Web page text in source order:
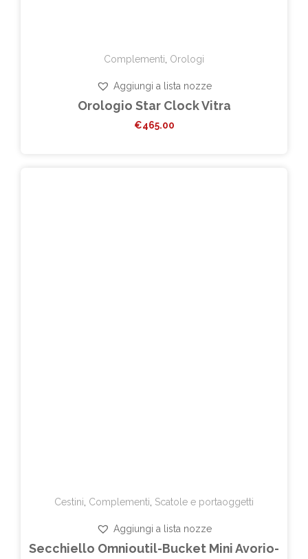
Complementi Orologi
Aggiungi a lista nozze
Orologio Star Clock Vitra
€465.00
Cestini Complementi Scatole e portaoggetti
Aggiungi a lista nozze
Secchiello Omnioutil-Bucket Mini Avorio-